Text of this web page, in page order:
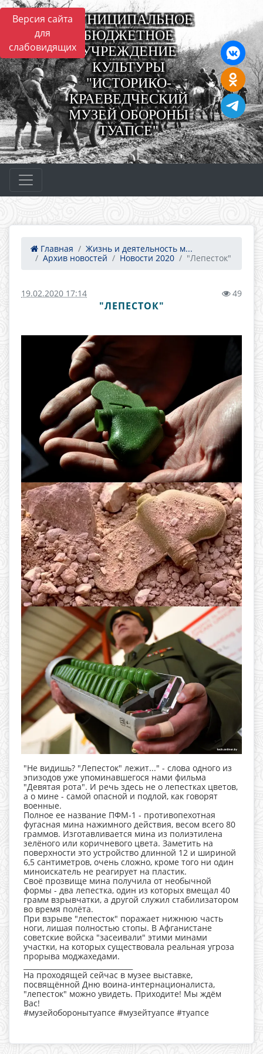
Версия сайта
для
слабовидящих
МУНИЦИПАЛЬНОЕ
БЮДЖЕТНОЕ
УЧРЕЖДЕНИЕ
КУЛЬТУРЫ
"ИСТОРИКО-
КРАЕВЕДЧЕСКИЙ
МУЗЕЙ ОБОРОНЫ
ТУАПСЕ"
Главная
Жизнь и деятельность м...
Архив новостей
Новости 2020 "Лепесток"
19.02.2020 17:14 49
"ЛЕПЕСТОК"
"Не видишь? "Лепесток" лежит..." - слова одного из
эпизодов уже упоминавшегося нами фильма
"Девятая рота". И речь здесь не о лепестках цветов,
а о мине - самой опасной и подлой, как говорят
военные.
Полное ее название ПФМ-1 - противопехотная
фугасная мина нажимного действия, весом всего 80
граммов. Изготавливается мина из полиэтилена
зелёного или коричневого цвета. Заметить на
поверхности это устройство длинной 12 и шириной
6,5 сантиметров, очень сложно, кроме того ни один
миноискатель не реагирует на пластик.
Своё прозвище мина получила от необычной
формы - два лепестка, один из которых вмещал 40
грамм взрывчатки, а другой служил стабилизатором
во время полёта.
При взрыве "лепесток" поражает нижнюю часть
ноги, лишая полностью стопы. В Афганистане
советские войска "засеивали" этими минами
участки, на которых существовала реальная угроза
прорыва моджахедами.
На проходящей сейчас в музее выставке,
посвящённой Дню воина-интернационалиста,
"лепесток" можно увидеть. Приходите! Мы ждём
Вас!
#музейоборонытуапсе #музейтуапсе #туапсе